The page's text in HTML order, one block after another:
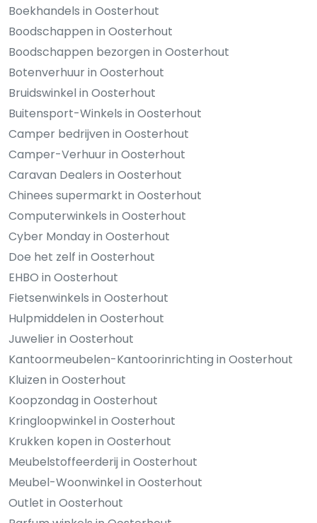
Boekhandels in Oosterhout
Boodschappen in Oosterhout
Boodschappen bezorgen in Oosterhout
Botenverhuur in Oosterhout
Bruidswinkel in Oosterhout
Buitensport-Winkels in Oosterhout
Camper bedrijven in Oosterhout
Camper-Verhuur in Oosterhout
Caravan Dealers in Oosterhout
Chinees supermarkt in Oosterhout
Computerwinkels in Oosterhout
Cyber Monday in Oosterhout
Doe het zelf in Oosterhout
EHBO in Oosterhout
Fietsenwinkels in Oosterhout
Hulpmiddelen in Oosterhout
Juwelier in Oosterhout
Kantoormeubelen-Kantoorinrichting in Oosterhout
Kluizen in Oosterhout
Koopzondag in Oosterhout
Kringloopwinkel in Oosterhout
Krukken kopen in Oosterhout
Meubelstoffeerderij in Oosterhout
Meubel-Woonwinkel in Oosterhout
Outlet in Oosterhout